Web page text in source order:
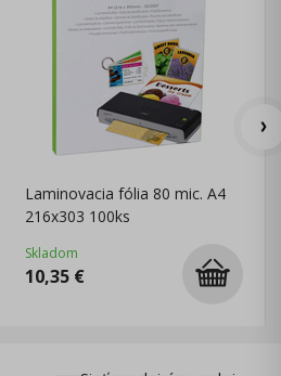
Laminovacia fólia 80 mic. A4
216x303 100ks
Skladom
10,35€